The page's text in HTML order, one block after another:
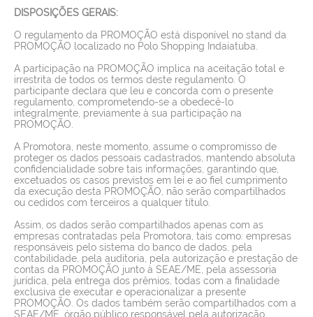
DISPOSIÇÕES GERAIS:
O regulamento da PROMOÇÃO está disponível no stand da
PROMOÇÃO localizado no Polo Shopping Indaiatuba.
A participação na PROMOÇÃO implica na aceitação total e
irrestrita de todos os termos deste regulamento. O
participante declara que leu e concorda com o presente
regulamento, comprometendo-se a obedecê-lo
integralmente, previamente à sua participação na
PROMOÇÃO.
A Promotora, neste momento, assume o compromisso de
proteger os dados pessoais cadastrados, mantendo absoluta
confidencialidade sobre tais informações, garantindo que,
excetuados os casos previstos em lei e ao fiel cumprimento
da execução desta PROMOÇÃO, não serão compartilhados
ou cedidos com terceiros a qualquer título.
Assim, os dados serão compartilhados apenas com as
empresas contratadas pela Promotora, tais como: empresas
responsáveis pelo sistema do banco de dados, pela
contabilidade, pela auditoria, pela autorização e prestação de
contas da PROMOÇÃO junto à SEAE/ME, pela assessoria
jurídica, pela entrega dos prêmios, todas com a finalidade
exclusiva de executar e operacionalizar a presente
PROMOÇÃO. Os dados também serão compartilhados com a
SEAE/ME, órgão público responsável pela autorização,